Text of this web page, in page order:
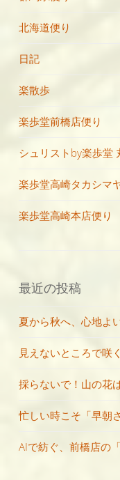
北海道便り
日記
楽散歩
楽歩堂前橋店便り
シュリストby楽歩堂
楽歩堂高崎タカシマ
楽歩堂高崎本店便り
最近の投稿
夏から秋へ、心地よ
見えないところで咲
採らないで！山の花
忙しい時こそ「早朝
AIで紡ぐ、前橋店の